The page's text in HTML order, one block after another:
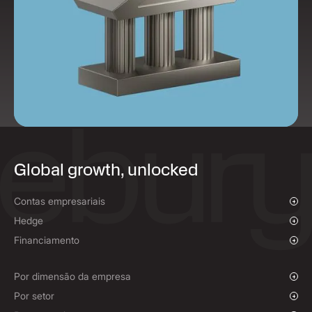
Global growth, unlocked
Contas empresariais
Visão geral
Pagamentos e cobranças
Hedge
Visão geral
Contratos Forward
Financiamento
Por dimensão da empresa
Empresas em desenvolvimento
Por setor